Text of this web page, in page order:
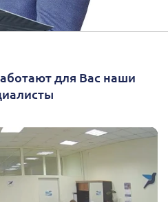
для Вас наши